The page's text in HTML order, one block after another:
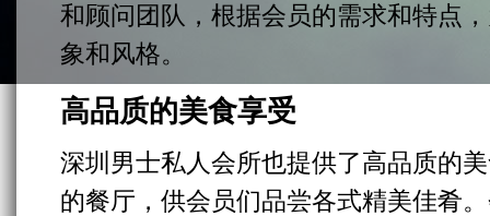
和顾问团队，根据会员的需求和特点
象和风格。
高品质的美食享受
深圳男士私人会所也提供了高品质的
的餐厅，供会员们品尝各式精美佳肴